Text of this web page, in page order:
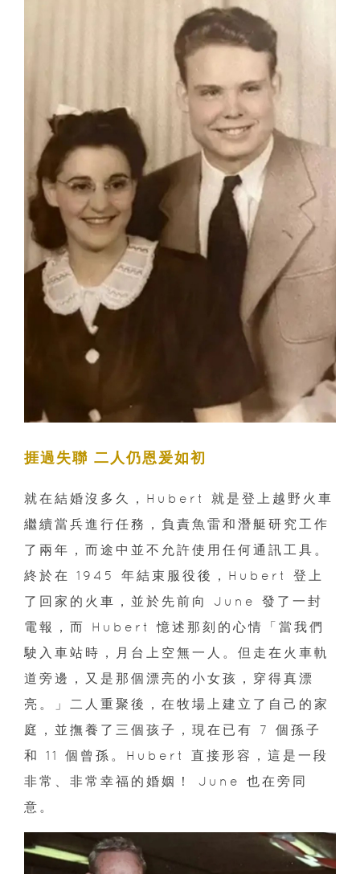
捱過失聯 二人仍恩爰如初
就在結婚沒多久，Hubert 就是登上越野火車
繼續當兵進行任務，負責魚雷和潛艇研究工作
了兩年，而途中並不允許使用任何通訊工具。
終於在 1945 年結束服役後，Hubert 登上
了回家的火車，並於先前向 June 發了一封
電報，而 Hubert 憶述那刻的心情「當我們
駛入車站時，月台上空無一人。但走在火車軌
道旁邊，又是那個漂亮的小女孩，穿得真漂
亮。」二人重聚後，在牧場上建立了自己的家
庭，並撫養了三個孩子，現在已有 7 個孫子
和 11 個曾孫。Hubert 直接形容，這是一段
非常、非常幸福的婚姻！ June 也在旁同
意。